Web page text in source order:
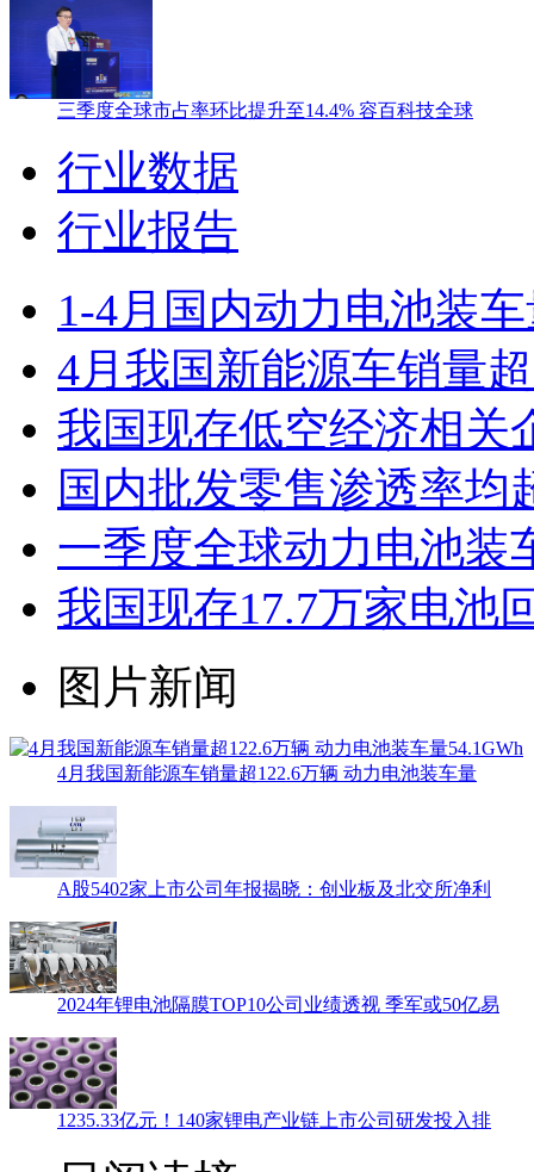
三季度全球市占率环比提升至14.4% 容百科技全球
行业数据
行业报告
1-4月国内动力电池装
4月我国新能源车销量
我国现存低空经济相关
国内批发零售渗透率均
一季度全球动力电池装
我国现存17.7万家电池
图片新闻
4月我国新能源车销量超122.6万辆 动力电池装车量
A股5402家上市公司年报揭晓：创业板及北交所净利
2024年锂电池隔膜TOP10公司业绩透视 季军或50亿易
1235.33亿元！140家锂电产业链上市公司研发投入排